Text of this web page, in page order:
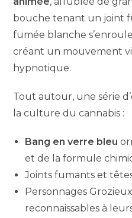
bouche tenant un joint
fumée blanche
créant un mouvement
hypnotique.
Tout autour, une série
la culture du cannabis :
Bang en verre bleu
et de la formule
Joints fumants et
Personnages
reconnaissables à